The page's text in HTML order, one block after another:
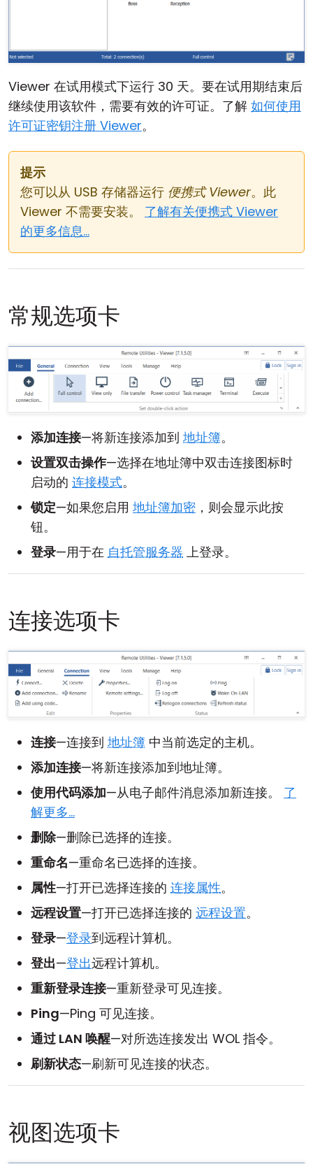
Viewer 在试用模式下运行 30 天。要在试用期结束后
继续使用该软件，需要有效的许可证。了解 如何使用
许可证密钥注册 Viewer。
提示
您可以从 USB 存储器运行 便携式 Viewer。此
Viewer 不需要安装。 了解有关便携式 Viewer
的更多信息...
常规选项卡
添加连接—将新连接添加到 地址簿。
设置双击操作—选择在地址簿中双击连接图标时
启动的 连接模式。
锁定—如果您启用 地址簿加密 ，则会显示此按
钮。
登录—用于在 自托管服务器 上登录。
连接选项卡
连接—连接到 地址簿 中当前选定的主机。
添加连接—将新连接添加到地址簿。
使用代码添加—从电子邮件消息添加新连接。 了
解更多...
删除—删除已选择的连接。
重命名—重命名已选择的连接。
属性—打开已选择连接的 连接属性。
远程设置—打开已选择连接的 远程设置。
登录—登录到远程计算机。
登出—登出远程计算机。
重新登录连接—重新登录可见连接。
Ping—Ping 可见连接。
通过 LAN 唤醒—对所选连接发出 WOL 指令。
刷新状态—刷新可见连接的状态。
视图选项卡